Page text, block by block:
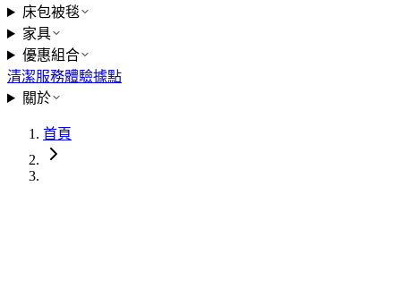
床包被毯
家具
優惠組合
清潔服務體驗據點
關於
首頁